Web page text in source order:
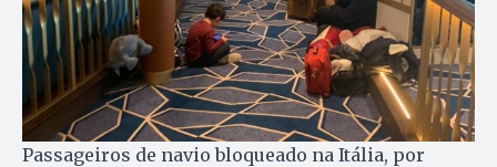
Passageiros de navio bloqueado na Itália, por